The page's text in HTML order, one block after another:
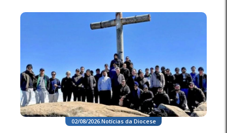
02/08/2026. Notícias da Diocese